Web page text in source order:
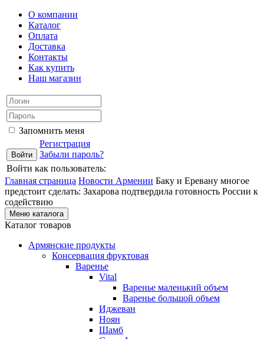
О компании
Каталог
Оплата
Доставка
Контакты
Как купить
Наш магазин
Запомнить меня
Регистрация
Забыли пароль?
Войти как пользователь:
Главная страница Новости Армении Баку и Еревану многое
предстоит сделать: Захарова подтвердила готовность России к
содействию
Меню каталога
Каталог товаров
Армянские продукты
Консервация фруктовая
Варенье
Vital
Варенье маленький объем
Варенье большой объем
Иджеван
Ноян
Шамб